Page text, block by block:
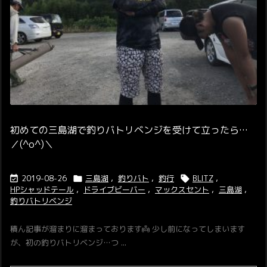
初めての三島湖で釣りバトリベンジを受けて立ったら…
／(^o^)＼
 2019-08-26  三島湖 , 釣りバト , 釣行  BLITZ ,
HPシャッドテール , ドライブビーバー , マックスセント , 三島湖 ,
釣りバトリベンジ
積ん記事が溜まりに溜まっております👼 少し前になってしまいます
が、初の釣りバトリベンジ…つ ...